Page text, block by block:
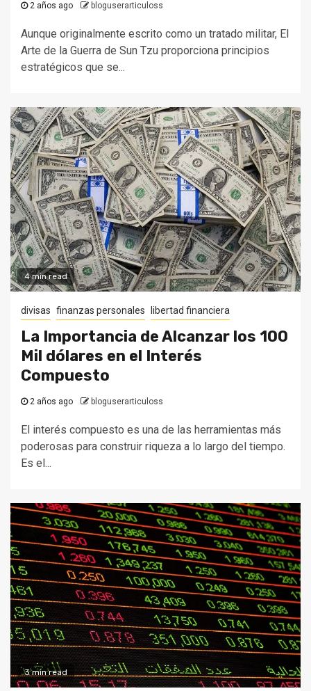
2 años ago bloguserarticuloss
Aunque originalmente escrito como un tratado militar, El
Arte de la Guerra de Sun Tzu proporciona principios
estratégicos que se...
4 min read
divisas finanzas personales libertad financiera
La Importancia de Alcanzar los 100
Mil dólares en el Interés
Compuesto
2 años ago bloguserarticuloss
El interés compuesto es una de las herramientas más
poderosas para construir riqueza a lo largo del tiempo.
Es el...
3 min read